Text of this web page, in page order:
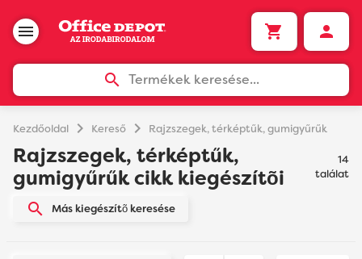
Termékek keresése...
Kezdőoldal chevron_right Kereső chevron_right Rajzszegek, térképtűk, gumigyűrűk
14
találat
Rajzszegek, térképtűk,
gumigyűrűk cikk kiegészítõi
Más kiegészítõ keresése